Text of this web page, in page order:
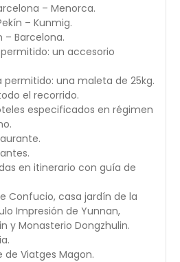
– Menorca.
– Kunmig.
– Barcelona.
un accesorio
permitido: una maleta de 25kg.
el recorrido.
especificados en régimen
en itinerario con guía de
Confucio, casa jardín de la
Impresión de Yunnan,
y Monasterio Dongzhulin.
Viatges Magon.